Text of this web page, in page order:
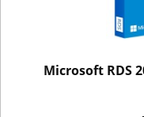
Microsoft RDS